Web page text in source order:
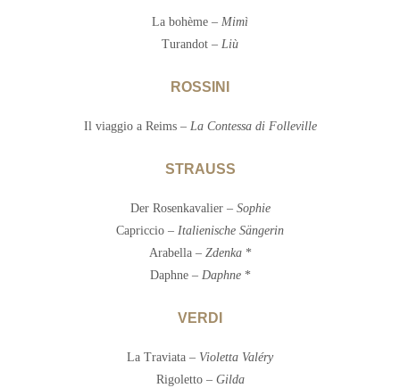
La bohème – Mimì
Turandot – Liù
ROSSINI
Il viaggio a Reims – La Contessa di Folleville
STRAUSS
Der Rosenkavalier – Sophie
Capriccio – Italienische Sängerin
Arabella – Zdenka*
Daphne – Daphne*
VERDI
La Traviata – Violetta Valéry
Rigoletto – Gilda